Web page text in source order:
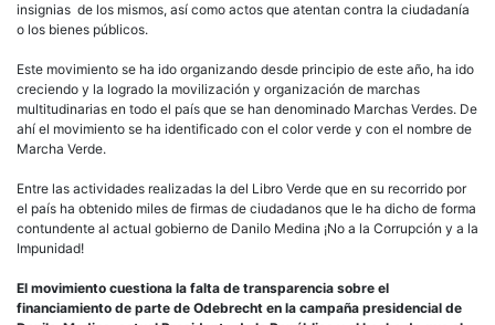
insignias de los mismos, así como actos que atentan contra la ciudadanía
o los bienes públicos.
Este movimiento se ha ido organizando desde principio de este año, ha ido
creciendo y la logrado la movilización y organización de marchas
multitudinarias en todo el país que se han denominado Marchas Verdes. De
ahí el movimiento se ha identificado con el color verde y con el nombre de
Marcha Verde.
Entre las actividades realizadas la del Libro Verde que en su recorrido por
el país ha obtenido miles de firmas de ciudadanos que le ha dicho de forma
contundente al actual gobierno de Danilo Medina ¡No a la Corrupción y a la
Impunidad!
El movimiento cuestiona la falta de transparencia sobre el
financiamiento de parte de Odebrecht en la campaña presidencial de